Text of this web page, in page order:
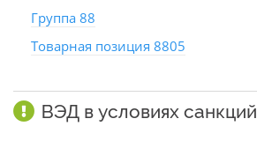
Группа 88
Товарная позиция 8805
ВЭД в условиях санкций